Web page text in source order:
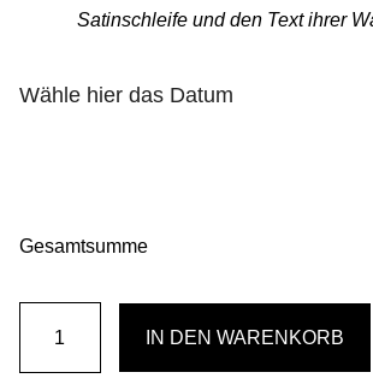
KontaktSatinschleife und den Text ihrer
Wähle hier das Datum
Gesamtsumme
nehmen
IN DEN WARENKORB